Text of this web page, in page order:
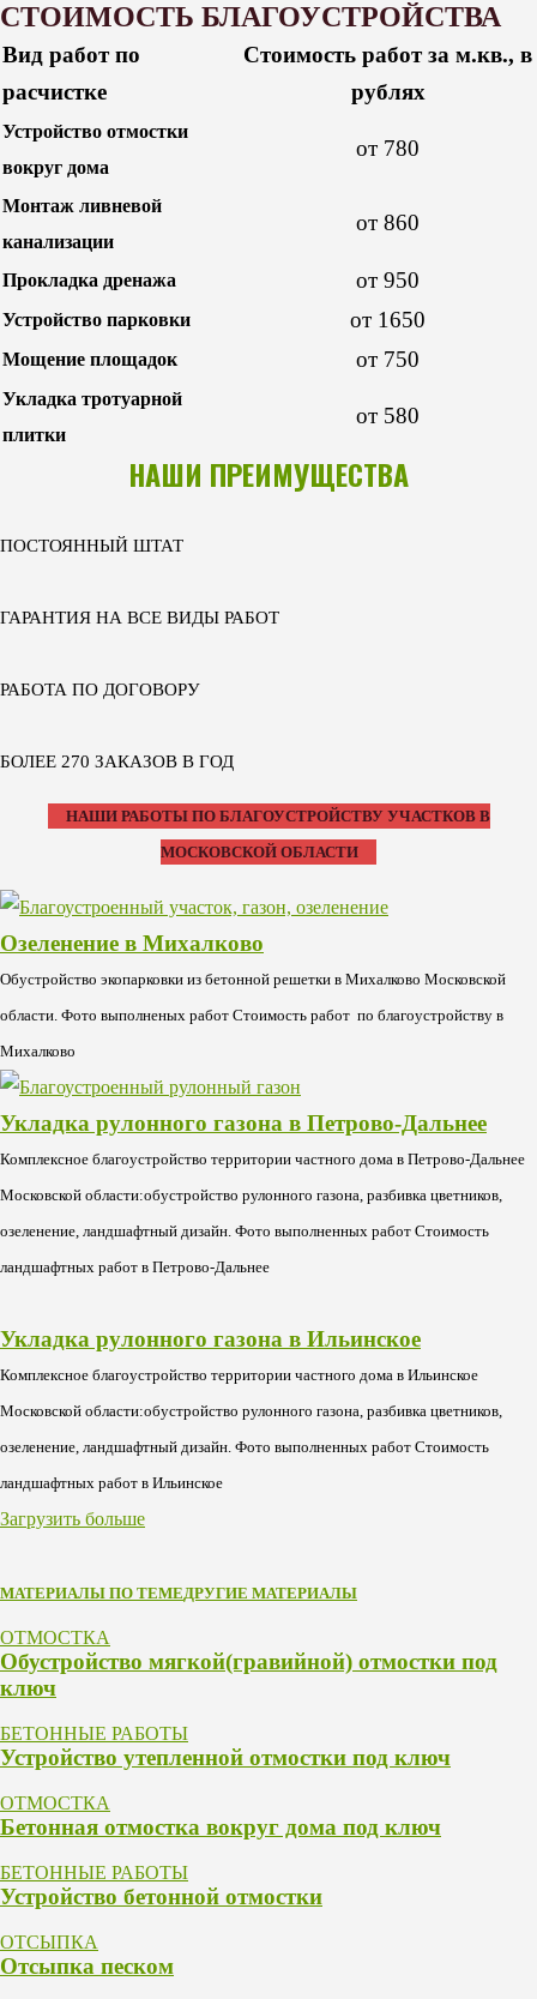
СТОИМОСТЬ БЛАГОУСТРОЙСТВА
Вид работ по
расчистке
Стоимость работ за м.кв., в
рублях
Устройство отмостки
вокруг дома
от 780
Монтаж ливневой
канализации
от 860
Прокладка дренажа от 950
Устройство парковки от 1650
Мощение площадок от 750
Укладка тротуарной
плитки
от 580
НАШИ ПРЕИМУЩЕСТВА
ПОСТОЯННЫЙ ШТАТ
ГАРАНТИЯ НА ВСЕ ВИДЫ РАБОТ
РАБОТА ПО ДОГОВОРУ
БОЛЕЕ 270 ЗАКАЗОВ В ГОД
НАШИ РАБОТЫ ПО БЛАГОУСТРОЙСТВУ УЧАСТКОВ В
МОСКОВСКОЙ ОБЛАСТИ
Озеленение в Михалково
Обустройство экопарковки из бетонной решетки в Михалково Московской
области. Фото выполненых работ Стоимость работ по благоустройству в
Михалково
Укладка рулонного газона в Петрово-Дальнее
Комплексное благоустройство территории частного дома в Петрово-Дальнее
Московской области:обустройство рулонного газона, разбивка цветников,
озеленение, ландшафтный дизайн. Фото выполненных работ Стоимость
ландшафтных работ в Петрово-Дальнее
Укладка рулонного газона в Ильинское
Комплексное благоустройство территории частного дома в Ильинское
Московской области:обустройство рулонного газона, разбивка цветников,
озеленение, ландшафтный дизайн. Фото выполненных работ Стоимость
ландшафтных работ в Ильинское
Загрузить больше
МАТЕРИАЛЫ ПО ТЕМЕДРУГИЕ МАТЕРИАЛЫ
ОТМОСТКА
Обустройство мягкой(гравийной) отмостки под
ключ
БЕТОННЫЕ РАБОТЫ
Устройство утепленной отмостки под ключ
ОТМОСТКА
Бетонная отмостка вокруг дома под ключ
БЕТОННЫЕ РАБОТЫ
Устройство бетонной отмостки
ОТСЫПКА
Отсыпка песком